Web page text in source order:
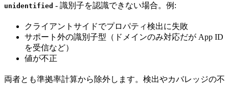
unidentified - 識別子を認識できない場合。例:
クライアントサイドでプロパティ検出に失敗
サポート外の識別子型（ドメインのみ対応だが App ID
を受信など）
値が不正
両者とも準拠率計算から除外します。検出やカバレッジの不